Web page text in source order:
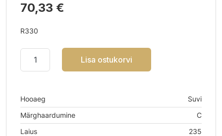
70,33 €
R330
Lisa ostukorvi
Hooaeg
Suvi
Märghaardumine
C
Laius
235